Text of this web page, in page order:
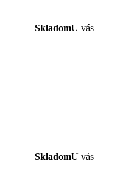
SkladomU vás
SkladomU vás